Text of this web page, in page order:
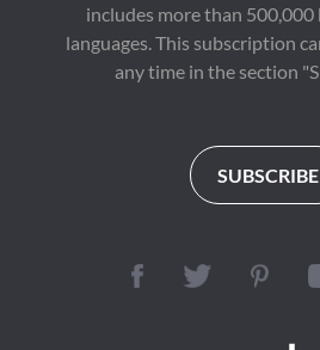
hat. Widerwillig
arbeitet er auf einem
Schrottplatz, während
das Verhältnis zu
angespannt ist. Die
Sorge um seine beiden
jüngeren, ebenfalls
belastet ihn zusätzlich.
Eines Tages erhält er
Ein
includes more than 500,000
languages. This subscription
any time in the section
SUBSCRIBE